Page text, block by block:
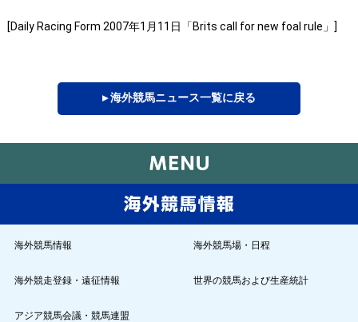
[Daily Racing Form 2007年1月11日「Brits call for new foal rule」]
▸ 海外競馬ニュース一覧に戻る
海外競馬情報 海外競馬場・日程
海外競走登録・遠征情報 世界の競馬および生産統計
アジア競馬会議・競馬連盟